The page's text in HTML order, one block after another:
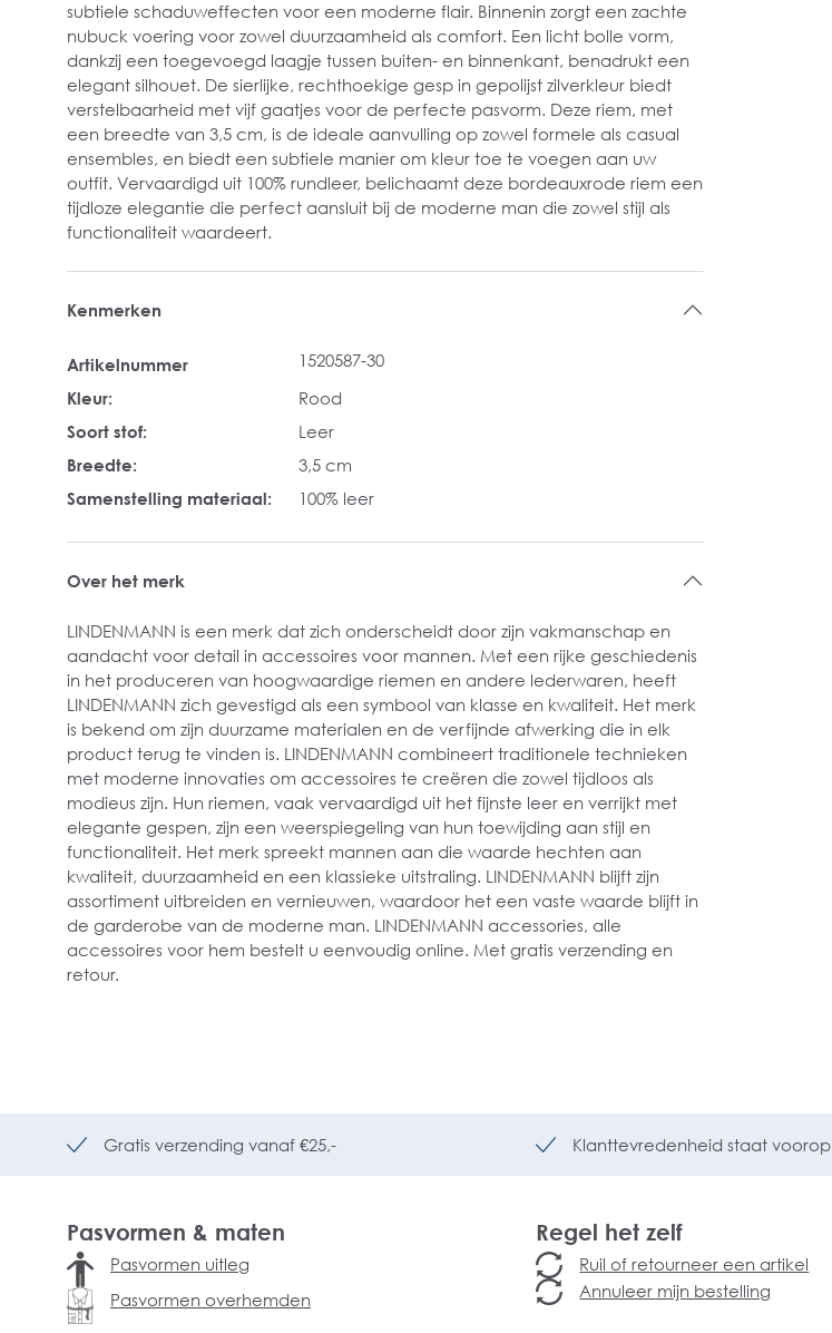
subtiele schaduweffecten voor een moderne flair. Binnenin zorgt een zachte
nubuck voering voor zowel duurzaamheid als comfort. Een licht bolle vorm,
dankzij een toegevoegd laagje tussen buiten- en binnenkant, benadrukt een
elegant silhouet. De sierlijke, rechthoekige gesp in gepolijst zilverkleur biedt
verstelbaarheid met vijf gaatjes voor de perfecte pasvorm. Deze riem, met
een breedte van 3,5 cm, is de ideale aanvulling op zowel formele als casual
ensembles, en biedt een subtiele manier om kleur toe te voegen aan uw
outfit. Vervaardigd uit 100% rundleer, belichaamt deze bordeauxrode riem een
tijdloze elegantie die perfect aansluit bij de moderne man die zowel stijl als
functionaliteit waardeert.
Kenmerken
Artikelnummer
1520587-30
Kleur:
Rood
Soort stof:
Leer
Breedte:
3,5 cm
Samenstelling materiaal:
100% leer
Over het merk
LINDENMANN is een merk dat zich onderscheidt door zijn vakmanschap en
aandacht voor detail in accessoires voor mannen. Met een rijke geschiedenis
in het produceren van hoogwaardige riemen en andere lederwaren, heeft
LINDENMANN zich gevestigd als een symbool van klasse en kwaliteit. Het merk
is bekend om zijn duurzame materialen en de verfijnde afwerking die in elk
product terug te vinden is. LINDENMANN combineert traditionele technieken
met moderne innovaties om accessoires te creëren die zowel tijdloos als
modieus zijn. Hun riemen, vaak vervaardigd uit het fijnste leer en verrijkt met
elegante gespen, zijn een weerspiegeling van hun toewijding aan stijl en
functionaliteit. Het merk spreekt mannen aan die waarde hechten aan
kwaliteit, duurzaamheid en een klassieke uitstraling. LINDENMANN blijft zijn
assortiment uitbreiden en vernieuwen, waardoor het een vaste waarde blijft in
de garderobe van de moderne man. LINDENMANN accessories, alle
accessoires voor hem bestelt u eenvoudig online. Met gratis verzending en
retour.
Gratis verzending vanaf €25,- Klanttevredenheid staat voorop
Pasvormen & maten
Pasvormen uitleg
Pasvormen overhemden
Regel het zelf
Ruil of retourneer een artikel
Annuleer mijn bestelling